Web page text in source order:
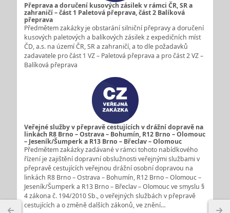
Přeprava a doručení kusových zásilek v rámci ČR, SR a
zahraničí – část 1 Paletová přeprava, část 2 Balíková
přeprava
Předmětem zakázky je obstarání silniční přepravy a doručení
kusových paletových a balíkových zásilek z expedičních míst
ČD, a.s. na území ČR, SR a zahraničí, a to dle požadavků
zadavatele pro část 1 VZ – Paletová přeprava a pro část 2 VZ –
Balíková přeprava
Veřejné služby v přepravě cestujících v drážní dopravě na
linkách R8 Brno – Ostrava – Bohumín, R12 Brno – Olomouc
– Jeseník/Šumperk a R13 Brno – Břeclav – Olomouc
Předmětem zakázky zadávané v rámci tohoto nabídkového
řízení je zajištění dopravní obslužnosti veřejnými službami v
přepravě cestujících veřejnou drážní osobní dopravou na
linkách R8 Brno – Ostrava – Bohumín, R12 Brno – Olomouc –
Jeseník/Šumperk a R13 Brno – Břeclav – Olomouc ve smyslu §
4 zákona č. 194/2010 Sb., o veřejných službách v přepravě
cestujících a o změně dalších zákonů, ve znění…